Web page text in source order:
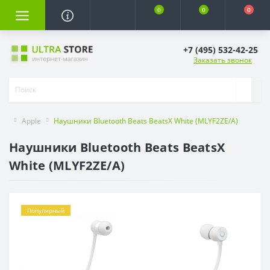
0 0 0
+7 (495) 532-42-25
Заказать звонок
Apple Наушники Bluetooth Beats BeatsX White (MLYF2ZE/A)
Наушники Bluetooth Beats BeatsX
White (MLYF2ZE/A)
Популярный